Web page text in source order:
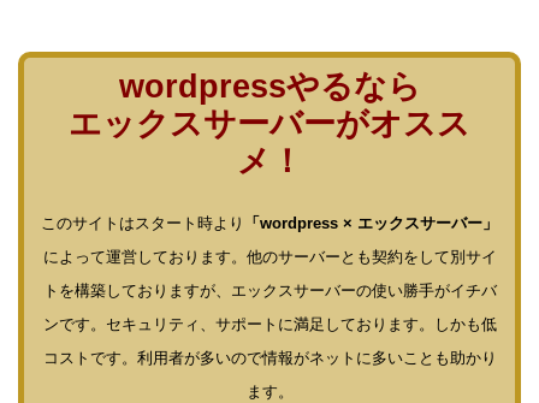
wordpressやるなら
エックスサーバーがオスス
メ！
このサイトはスタート時より
「wordpress × エックスサーバー」
によって運営しております。他のサーバーとも契約をして別サイ
トを構築しておりますが、エックスサーバーの使い勝手がイチバ
ンです。セキュリティ、サポートに満足しております。しかも低
コストです。利用者が多いので情報がネットに多いことも助かり
ます。